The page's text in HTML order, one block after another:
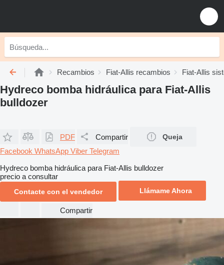
Recambios Fiat-Allis recambios Fiat-Allis
Hydreco bomba hidráulica para Fiat-Allis
bulldozer
PDF Compartir Queja
Facebook WhatsApp Viber Telegram
Hydreco bomba hidráulica para Fiat-Allis bulldozer
precio a consultar
Contacte con el vendedor Llámame Ahora
Compartir